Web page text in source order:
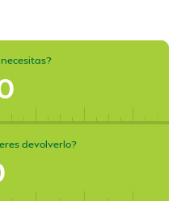
devolverlo?